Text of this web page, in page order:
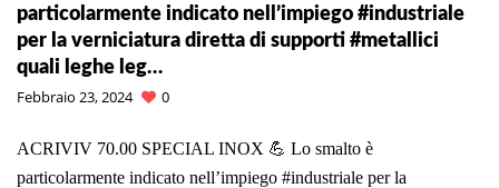
particolarmente indicato nell’impiego #industriale
per la verniciatura diretta di supporti #metallici
quali leghe leg…
Febbraio 23, 2024
0
ACRIVIV 70.00 SPECIAL INOX 💪 Lo smalto è
particolarmente indicato nell’impiego #industriale per la